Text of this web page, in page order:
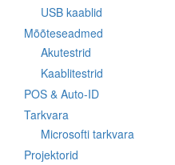
USB kaablid
Mõõteseadmed
Akutestrid
Kaablitestrid
POS & Auto-ID
Tarkvara
Microsofti tarkvara
Projektorid